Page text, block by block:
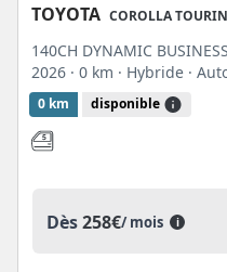
TOYOTA COROLLA
140CH DYNAMIC
2026 · 0 km · Hybride ·
0 km disponible
Dès258€/ mois i